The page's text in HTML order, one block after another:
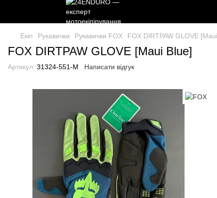
Екіп Рукавички Рукавички FOX FOX DIRTPAW GLOVE
FOX DIRTPAW GLOVE [Maui Blue]
Артикул: 31324-551-M Написати відгук